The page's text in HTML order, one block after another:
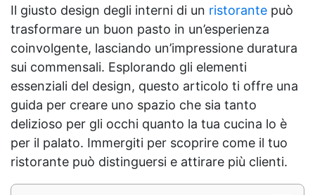
Il giusto design degli interni di un ristorante può
trasformare un buon pasto in un’esperienza
coinvolgente, lasciando un’impressione duratura
sui commensali. Esplorando gli elementi
essenziali del design, questo articolo ti offre una
guida per creare uno spazio che sia tanto
delizioso per gli occhi quanto la tua cucina lo è
per il palato. Immergiti per scoprire come il tuo
ristorante può distinguersi e attirare più clienti.